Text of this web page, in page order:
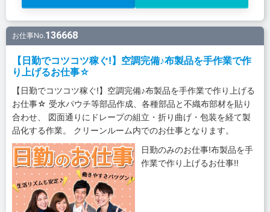
お仕事No.136668
【日勤でコツコツ稼ぐ!】空調完備♪布製品を手作業で作
り上げるお仕事☆
【日勤でコツコツ稼ぐ!】空調完備♪布製品を手作業で作り上げる
お仕事☆ 受水パウチ等部品作成、各種部品と不織布部材を貼り
合わせ、 図面通りにドレープの組立・折り曲げ・包装を経て製
品化する作業。 クリーンルーム内でのお仕事となります。
日勤のみのお仕事!布製品を手
作業で作り上げるお仕事!!